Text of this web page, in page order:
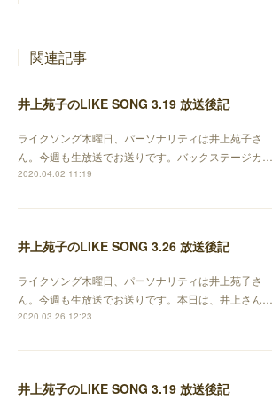
関連記事
井上苑子のLIKE SONG 3.19 放送後記
ライクソング木曜日、パーソナリティは井上苑子さ
ん。今週も生放送でお送りです。バックステージカ…
2020.04.02 11:19
井上苑子のLIKE SONG 3.26 放送後記
ライクソング木曜日、パーソナリティは井上苑子さ
ん。今週も生放送でお送りです。本日は、井上さん…
2020.03.26 12:23
井上苑子のLIKE SONG 3.19 放送後記